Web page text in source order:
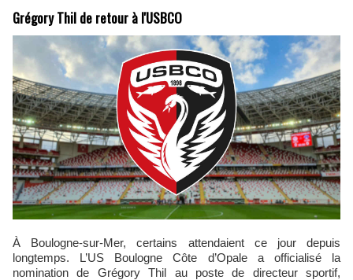
Grégory Thil de retour à l'USBCO
À Boulogne-sur-Mer, certains attendaient ce jour depuis
longtemps. L’US Boulogne Côte d’Opale a officialisé la
nomination de Grégory Thil au poste de directeur sportif,